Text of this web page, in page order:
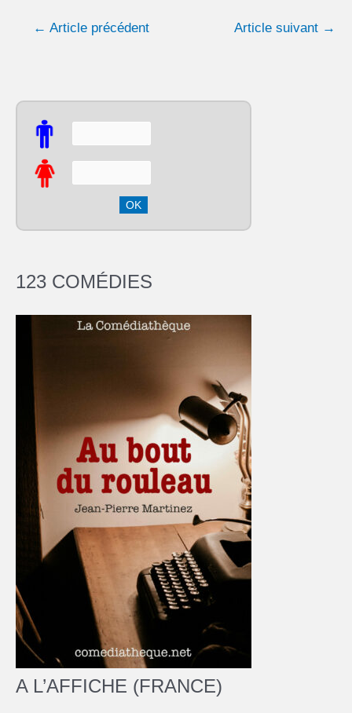
← Article précédent Article suivant →
123 COMÉDIES
A L’AFFICHE (FRANCE)